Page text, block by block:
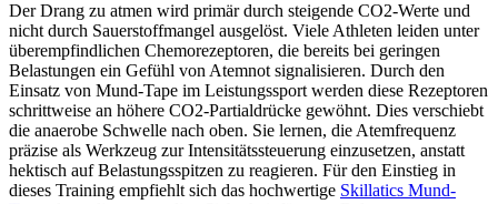
Der Drang zu atmen wird primär durch steigende CO2-Werte und
nicht durch Sauerstoffmangel ausgelöst. Viele Athleten leiden unter
überempfindlichen Chemorezeptoren, die bereits bei geringen
Belastungen ein Gefühl von Atemnot signalisieren. Durch den
Einsatz von Mund-Tape im Leistungssport werden diese Rezeptoren
schrittweise an höhere CO2-Partialdrücke gewöhnt. Dies verschiebt
die anaerobe Schwelle nach oben. Sie lernen, die Atemfrequenz
präzise als Werkzeug zur Intensitätssteuerung einzusetzen, anstatt
hektisch auf Belastungsspitzen zu reagieren. Für den Einstieg in
dieses Training empfiehlt sich das hochwertige Skillatics Mund-